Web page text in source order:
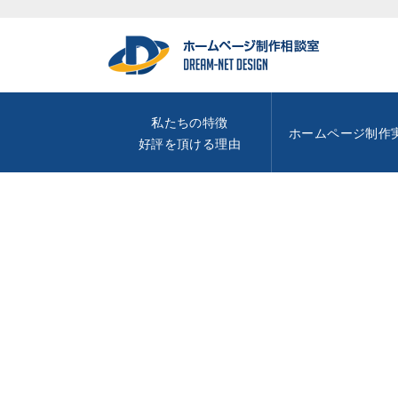
私たちの特徴
好評を頂ける理由
ホームページ制作